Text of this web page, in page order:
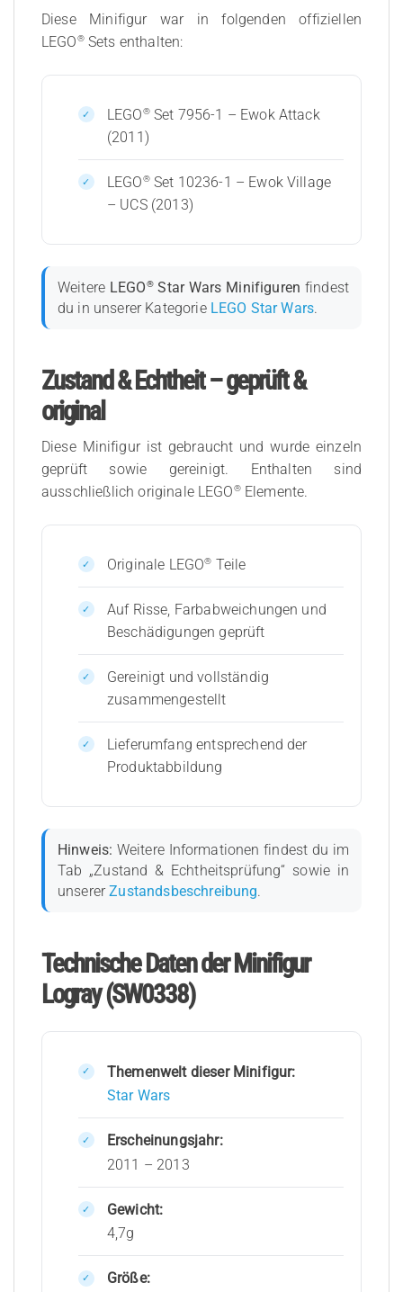
Diese Minifigur war in folgenden offiziellen
LEGO®Sets enthalten:
LEGO®Set 7956-1 – Ewok Attack
(2011)
LEGO®Set 10236-1 – Ewok Village
– UCS (2013)
Weitere LEGO®Star Wars Minifiguren findest
du in unserer Kategorie LEGO Star Wars.
Zustand & Echtheit – geprüft &
original
Diese Minifigur ist gebraucht und wurde einzeln
geprüft sowie gereinigt. Enthalten sind
ausschließlich originale LEGO®Elemente.
Originale LEGO® Teile
Auf Risse, Farbabweichungen und
Beschädigungen geprüft
Gereinigt und vollständig
zusammengestellt
Lieferumfang entsprechend der
Produktabbildung
Hinweis: Weitere Informationen findest du im
Tab „Zustand & Echtheitsprüfung“ sowie in
unsererZustandsbeschreibung.
Technische Daten der Minifigur
Logray (SW0338)
Themenwelt dieser Minifigur:
Star Wars
Erscheinungsjahr:
2011 – 2013
Gewicht:
4,7g
Größe: